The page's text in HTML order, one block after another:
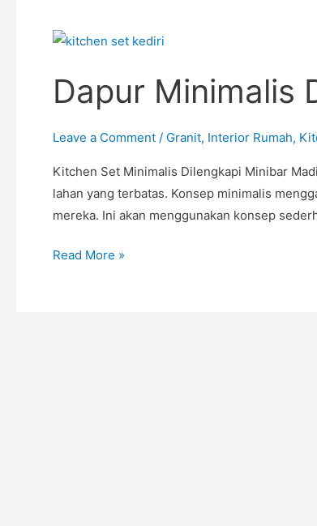
Dapur Minimalis
Leave a Comment / Granit, Interior Rumah,
Kitchen Set Minimalis Dilengkapi Minibar
lahan yang terbatas. Konsep minimalis
mereka. Ini akan menggunakan konsep
Dapur
Dilengkapi
Minibar
Set
Madiun
Read More »